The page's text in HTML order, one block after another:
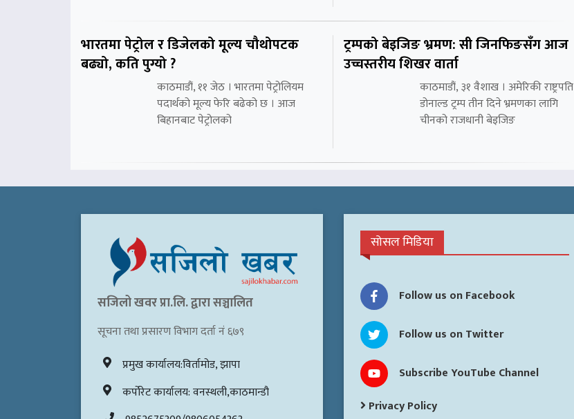
भारतमा पेट्रोल र डिजेलको मूल्य चौथोपटक
बढ्यो, कति पुग्यो ?
काठमाडौं, ११ जेठ । भारतमा पेट्रोलियम
पदार्थको मूल्य फेरि बढेको छ । आज
बिहानबाट पेट्रोलको
ट्रम्पको बेइजिङ भ्रमण: सी जिनफिङसँग आज
उच्चस्तरीय शिखर वार्ता
काठमाडौं, ३१ वैशाख । अमेरिकी राष्ट्रपति
डोनाल्ड ट्रम्प तीन दिने भ्रमणका लागि
चीनको राजधानी बेइजिङ
सजिलो खवर प्रा.लि. द्वारा सञ्चालित
सूचना तथा प्रसारण विभाग दर्ता नं ६७९
प्रमुख कार्यालय:विर्तामोड, झापा
कर्पोरेट कार्यालय: वनस्थली,काठमान्डौ
सोसल मिडिया
Follow us on Facebook
Follow us on Twitter
Subscribe YouTube Channel
Privacy Policy